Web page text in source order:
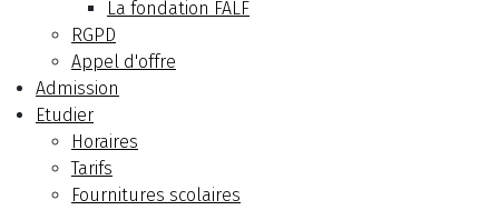
La fondation FALF
RGPD
Appel d'offre
Admission
Etudier
Horaires
Tarifs
Fournitures scolaires